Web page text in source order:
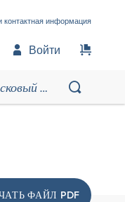
информация
Войти
ФАЙЛ PDF